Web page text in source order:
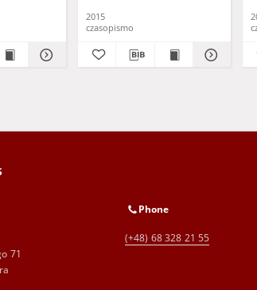
2015
czasopismo
71
Phone
(+48) 68 328 21 55